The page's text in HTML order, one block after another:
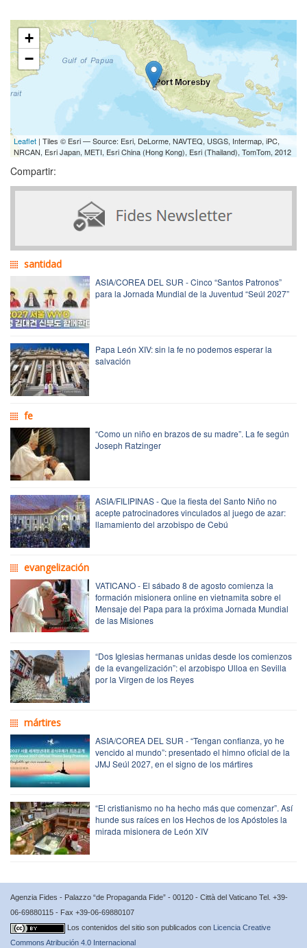
+
−
Leaflet | Tiles © Esri — Source: Esri, DeLorme, NAVTEQ, USGS, Intermap, iPC,
NRCAN, Esri Japan, METI, Esri China (Hong Kong), Esri (Thailand), TomTom, 2012
Compartir:
santidad
ASIA/COREA DEL SUR - Cinco “Santos Patronos”
para la Jornada Mundial de la Juventud “Seúl 2027”
Papa León XIV: sin la fe no podemos esperar la
salvación
fe
“Como un niño en brazos de su madre”. La fe según
Joseph Ratzinger
ASIA/FILIPINAS - Que la fiesta del Santo Niño no
acepte patrocinadores vinculados al juego de azar:
llamamiento del arzobispo de Cebú
evangelización
VATICANO - El sábado 8 de agosto comienza la
formación misionera online en vietnamita sobre el
Mensaje del Papa para la próxima Jornada Mundial
de las Misiones
“Dos Iglesias hermanas unidas desde los comienzos
de la evangelización”: el arzobispo Ulloa en Sevilla
por la Virgen de los Reyes
mártires
ASIA/COREA DEL SUR - “Tengan confianza, yo he
vencido al mundo”: presentado el himno oficial de la
JMJ Seúl 2027, en el signo de los mártires
“El cristianismo no ha hecho más que comenzar”. Así
hunde sus raíces en los Hechos de los Apóstoles la
mirada misionera de León XIV
Agenzia Fides - Palazzo “de Propaganda Fide” - 00120 - Città del Vaticano Tel. +39-
06-69880115 - Fax +39-06-69880107
Los contenidos del sitio son publicados con Licencia Creative
Commons Atribución 4.0 Internacional